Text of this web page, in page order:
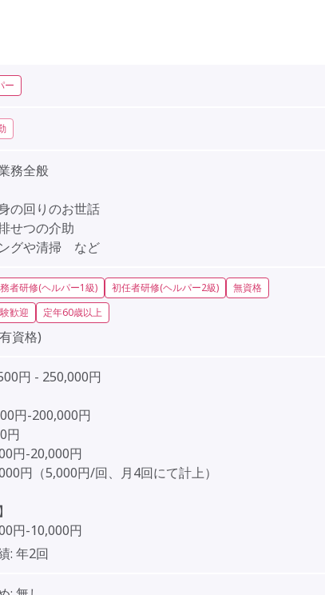
ー
務全般
の回りのお世話
せつの介助
グや清掃 など
者研修(ヘルパー1級) 初任者研修(ヘルパー2級)
無資格
歓迎 定年60歳以上
資格)
円 - 250,000円
円-200,000円
円
円-20,000円
円（5,000円/回、月4回にて計上）
円-10,000円
: 年2回